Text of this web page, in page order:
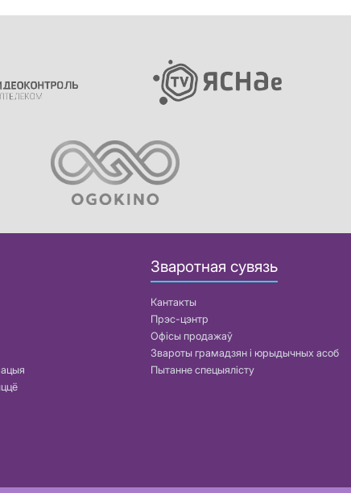
Зваротная сувязь
Кантакты
Прэс-цэнтр
Офісы продажаў
Звароты грамадзян і юрыдычных асоб
Пытанне спецыялісту